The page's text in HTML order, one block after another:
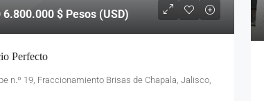
6.800.000 $ Pesos (USD)
Perfecto
n.º 19, Fraccionamiento Brisas de Chapala, Jalisco,